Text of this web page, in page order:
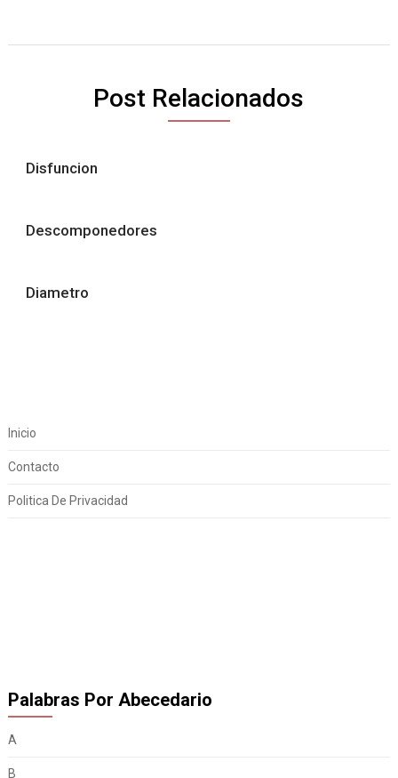
Post Relacionados
Disfuncion
Descomponedores
Diametro
Inicio
Contacto
Politica De Privacidad
Palabras Por Abecedario
A
B